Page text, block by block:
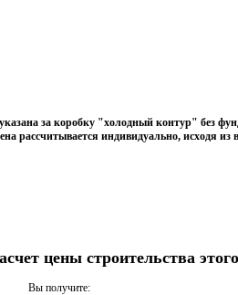
за коробку "холодный контур" без
рассчитывается индивидуально, исходя из
цены строительства
Вы получите: